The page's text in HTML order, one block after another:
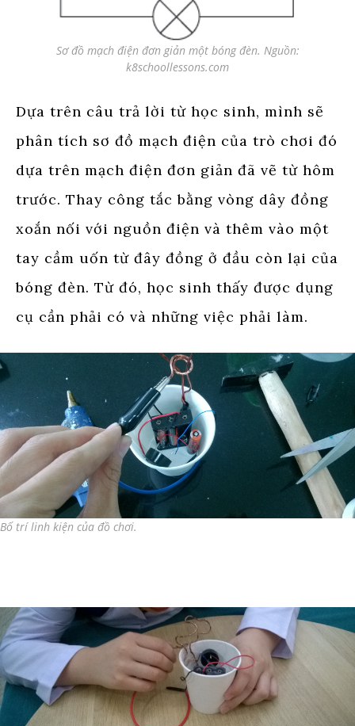
Sơ đồ mạch điện đơn giản một bóng đèn. Nguồn:
k8schoollessons.com
Dựa trên câu trả lời từ học sinh, mình sẽ
phân tích sơ đồ mạch điện của trò chơi đó
dựa trên mạch điện đơn giản đã vẽ từ hôm
trước. Thay công tắc bằng vòng dây đồng
xoắn nối với nguồn điện và thêm vào một
tay cầm uốn từ đây đồng ở đầu còn lại của
bóng đèn. Từ đó, học sinh thấy được dụng
cụ cần phải có và những việc phải làm.
Bố trí linh kiện của đồ chơi.